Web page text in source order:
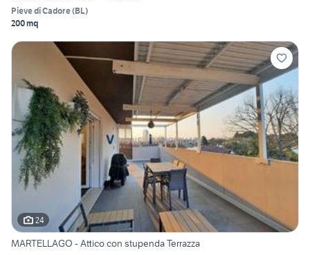
Pieve di Cadore(BL)
200 mq
24
MARTELLAGO - Attico con stupenda Terrazza